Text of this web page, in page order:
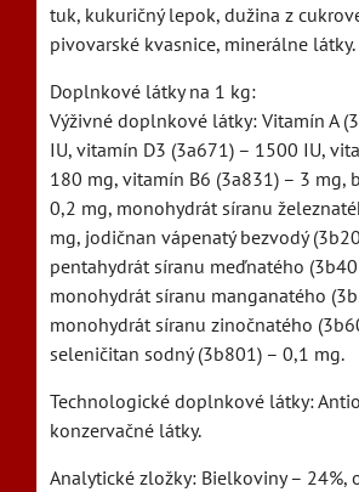
tuk, kukuričný lepok, dužina z
pivovarské kvasnice, minerálne látky.
Doplnkové látky na 1 kg:
Výživné doplnkové látky: Vitamín A
IU, vitamín D3 (3a671) – 1500 IU,
180 mg, vitamín B6 (3a831) – 3 mg,
0,2 mg, monohydrát síranu
mg, jodičnan vápenatý bezvodý
pentahydrát síranu meďnatého
monohydrát síranu manganatého
monohydrát síranu zinočnatého
seleničitan sodný (3b801) – 0,1 mg.
Technologické doplnkové látky:
konzervačné látky.
Analytické zložky: Bielkoviny – 24%,